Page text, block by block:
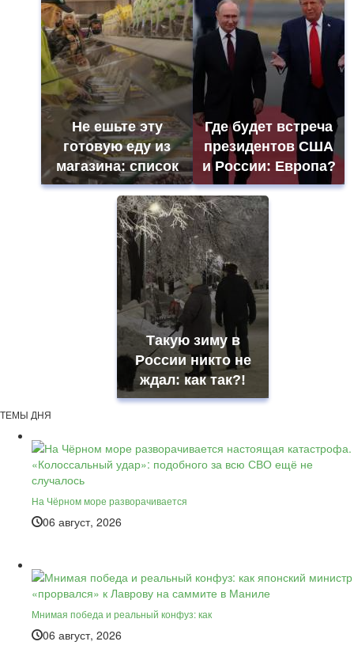
Не ешьте эту
готовую еду из
магазина: список
Где будет встреча
президентов США
и России: Европа?
Такую зиму в
России никто не
ждал: как так?!
ТЕМЫ ДНЯ
На Чёрном море разворачивается
06 август, 2026
Мнимая победа и реальный конфуз: как
06 август, 2026